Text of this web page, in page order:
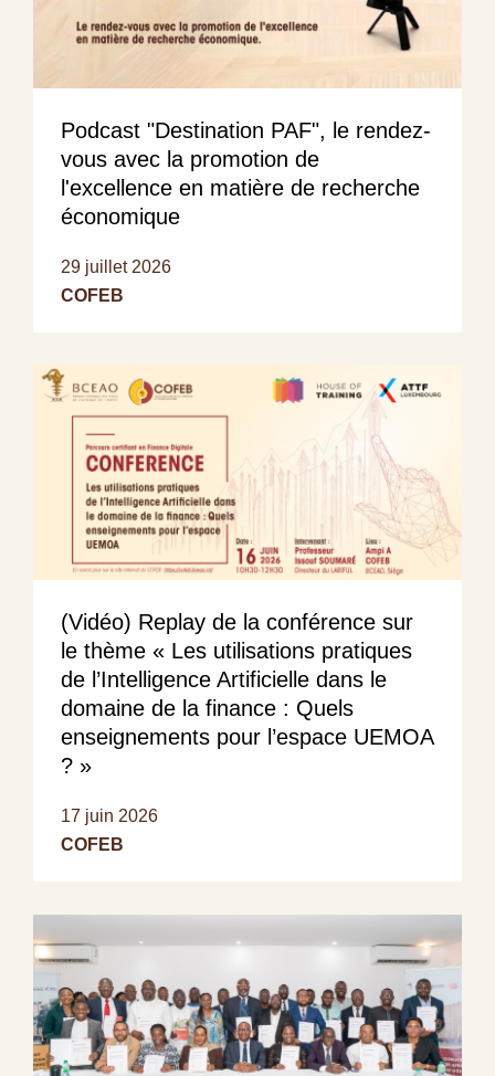
Podcast "Destination PAF", le rendez-
vous avec la promotion de
l'excellence en matière de recherche
économique
29 juillet 2026
COFEB
(Vidéo) Replay de la conférence sur
le thème « Les utilisations pratiques
de l’Intelligence Artificielle dans le
domaine de la finance : Quels
enseignements pour l’espace UEMOA
? »
17 juin 2026
COFEB